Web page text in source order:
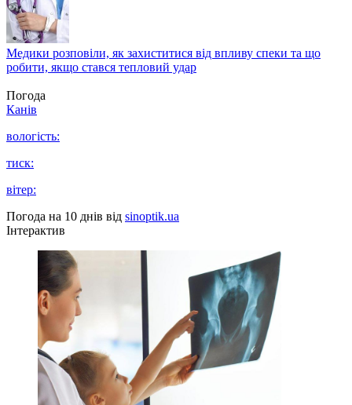
Медики розповіли, як захиститися від впливу спеки та що
робити, якщо стався тепловий удар
Погода
Канів
вологість:
тиск:
вітер:
Погода на 10 днів від sinoptik.ua
Інтерактив